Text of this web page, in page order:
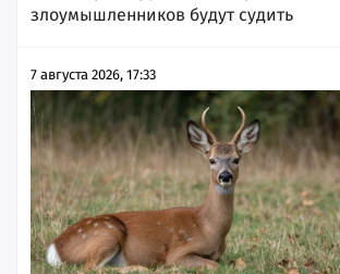
злоумышленников будут судить
7 августа 2026, 17:33